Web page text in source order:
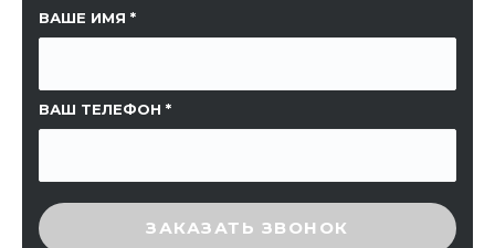
ВАШЕ ИМЯ
ВАШ ТЕЛЕФОН
ССЫЛКА НА СТРАНИЦУ
ВВЕДИТЕ ПРОВЕРОЧНЫЙ КОД
ЗАКАЗАТЬ ЗВОНОК